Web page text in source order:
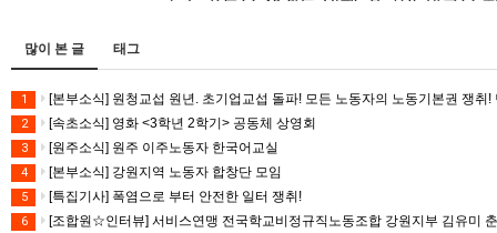
많이 본 글 태그
1 [본부소식] 원청교섭 원년. 초기업교섭 돌파! 모든 노동자의 노동기본권 쟁취
2 [속초소식] 영화 <3학년 2학기> 공동체 상영회
3 [원주소식] 원주 이주노동자 한국어교실
4 [본부소식] 강원지역 노동자 합창단 모임
5 [특집기사] 폭염으로 부터 안전한 일터 쟁취!
6 [조합원☆인터뷰] 서비스연맹 전국학교비정규직노동조합 강원지부 김유미